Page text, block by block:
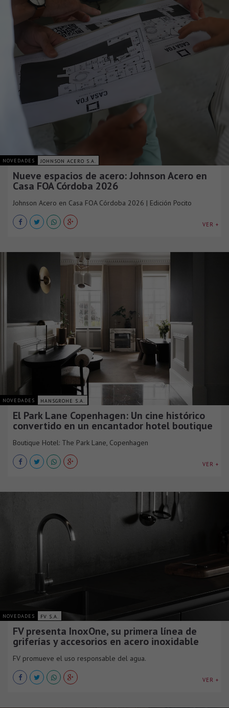
NOVEDADES JOHNSON ACERO S.A.
Nueve espacios de acero: Johnson Acero en
Casa FOA Córdoba 2026
Johnson Acero en Casa FOA Córdoba 2026 | Edición Pocito
VER +
NOVEDADES HANSGROHE S.A.
El Park Lane Copenhagen: Un cine histórico
convertido en un encantador hotel boutique
Boutique Hotel: The Park Lane, Copenhagen
VER +
NOVEDADES FV S.A.
FV presenta InoxOne, su primera línea de
griferías y accesorios en acero inoxidable
FV promueve el uso responsable del agua.
VER +